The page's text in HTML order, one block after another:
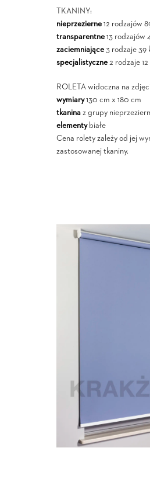
TKANINY:
nieprzezierne12 rodzajów
transparentne13 rodzajów
zaciemniające3 rodzaje 39
specjalistyczne2 rodzaje 12
ROLETA widoczna na
wymiary130 cm x 180 cm
tkaninaz grupy
elementybiałe
Cena rolety zależy od jej
zastosowanej tkaniny.